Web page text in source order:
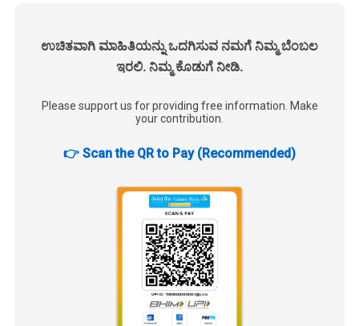
ಉಚಿತವಾಗಿ ಮಾಹಿತಿಯನ್ನು ಒದಗಿಸುವ ನಮಗೆ ನಿಮ್ಮ ಬೆಂಬಲ
ಇರಲಿ. ನಿಮ್ಮ ಕೊಡುಗೆ ನೀಡಿ.
Please support us for providing free information. Make
your contribution.
👉 Scan the QR to Pay (Recommended)